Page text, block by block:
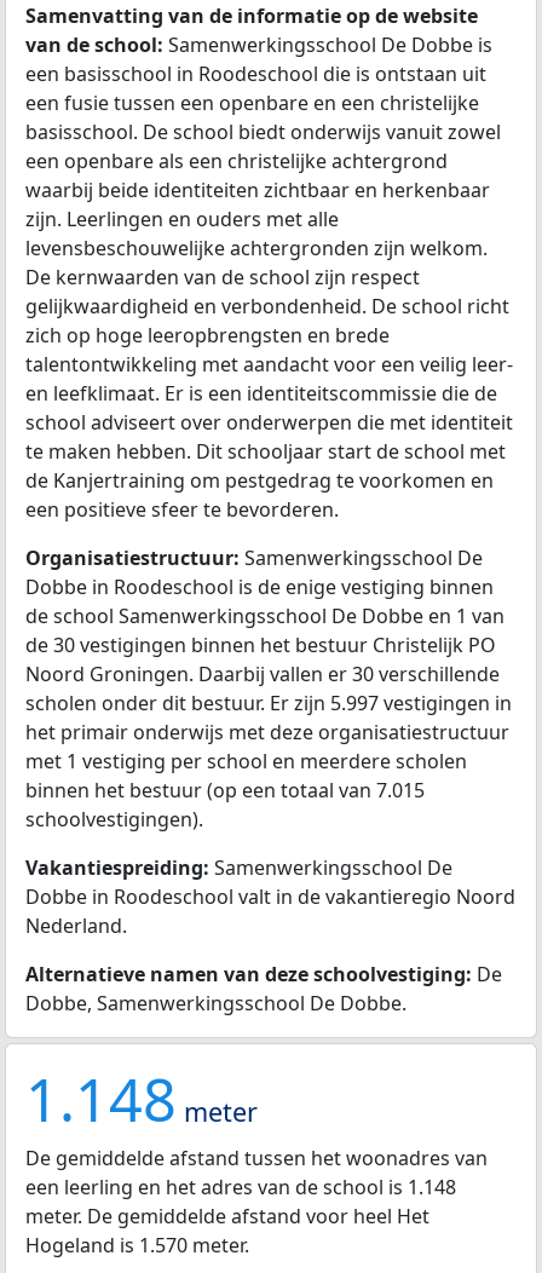
Samenvatting van de informatie op de website
van de school: Samenwerkingsschool De Dobbe is
een basisschool in Roodeschool die is ontstaan uit
een fusie tussen een openbare en een christelijke
basisschool. De school biedt onderwijs vanuit zowel
een openbare als een christelijke achtergrond
waarbij beide identiteiten zichtbaar en herkenbaar
zijn. Leerlingen en ouders met alle
levensbeschouwelijke achtergronden zijn welkom.
De kernwaarden van de school zijn respect
gelijkwaardigheid en verbondenheid. De school richt
zich op hoge leeropbrengsten en brede
talentontwikkeling met aandacht voor een veilig leer-
en leefklimaat. Er is een identiteitscommissie die de
school adviseert over onderwerpen die met identiteit
te maken hebben. Dit schooljaar start de school met
de Kanjertraining om pestgedrag te voorkomen en
een positieve sfeer te bevorderen.
Organisatiestructuur: Samenwerkingsschool De
Dobbe in Roodeschool is de enige vestiging binnen
de school Samenwerkingsschool De Dobbe en 1 van
de 30 vestigingen binnen het bestuur Christelijk PO
Noord Groningen. Daarbij vallen er 30 verschillende
scholen onder dit bestuur. Er zijn 5.997 vestigingen in
het primair onderwijs met deze organisatiestructuur
met 1 vestiging per school en meerdere scholen
binnen het bestuur (op een totaal van 7.015
schoolvestigingen).
Vakantiespreiding: Samenwerkingsschool De
Dobbe in Roodeschool valt in de vakantieregio Noord
Nederland.
Alternatieve namen van deze schoolvestiging: De
Dobbe, Samenwerkingsschool De Dobbe.
1.148 meter
De gemiddelde afstand tussen het woonadres van
een leerling en het adres van de school is 1.148
meter. De gemiddelde afstand voor heel Het
Hogeland is 1.570 meter.